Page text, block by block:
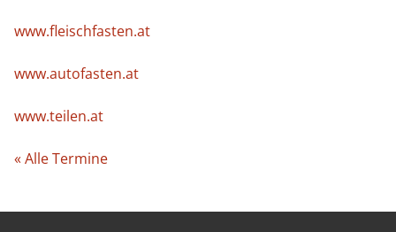
www.fleischfasten.at
www.autofasten.at
www.teilen.at
« Alle Termine